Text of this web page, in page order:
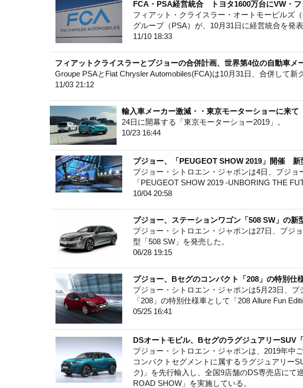
FCA・PSA経営統合 トヨタ1600万台にVW・
フィアット・クライスラー・オートモービルズ
グループ（PSA）が、10月31日に経営統合を発表
11/10 18:33
フィアットクライスラーとプジョーの合併計画、世界第4位の自動車メ
Groupe PSAとFiat Chrysler Automobiles(FCA)は10月31日、合併して新
11/03 21:12
輸入車メーカー激減・・東京モーターショーに来て
24日に開幕する「東京モーターショー2019」。
10/23 16:44
プジョー、「PEUGEOT SHOW 2019」開催 新
プジョー・シトロエン・ジャポンは4日、プジョ
「PEUGEOT SHOW 2019 -UNBORING THE
10/04 20:58
プジョー、ステーションワゴン「508 SW」の新
プジョー・シトロエン・ジャポンは27日、プジ
型「508 SW」を発売した。
06/28 19:15
プジョー、Bセグのコンパクト「208」の特別
プジョー・シトロエン・ジャポンは5月23日、
「208」の特別仕様車として「208 Allure Fun
05/25 16:41
DSオートモビル、BセグのラグジュアリーSUV
プジョー・シトロエン・ジャポンは、2019年中
コンパクトセグメントに属するラグジュアリー
ク)」を先行輸入し、全国9店舗のDS専売店にて
ROAD SHOW」を実施している。